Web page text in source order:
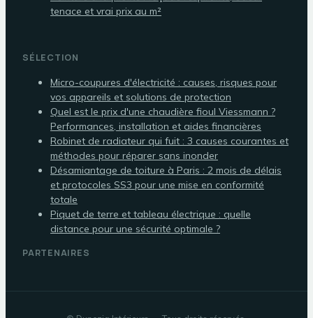
tenace et vrai prix au m²
SÉLECTION
Micro-coupures d'électricité : causes, risques pour
vos appareils et solutions de protection
Quel est le prix d'une chaudière fioul Viessmann ?
Performances, installation et aides financières
Robinet de radiateur qui fuit : 3 causes courantes et
méthodes pour réparer sans inonder
Désamiantage de toiture à Paris : 2 mois de délais
et protocoles SS3 pour une mise en conformité
totale
Piquet de terre et tableau électrique : quelle
distance pour une sécurité optimale ?
PARTENAIRES